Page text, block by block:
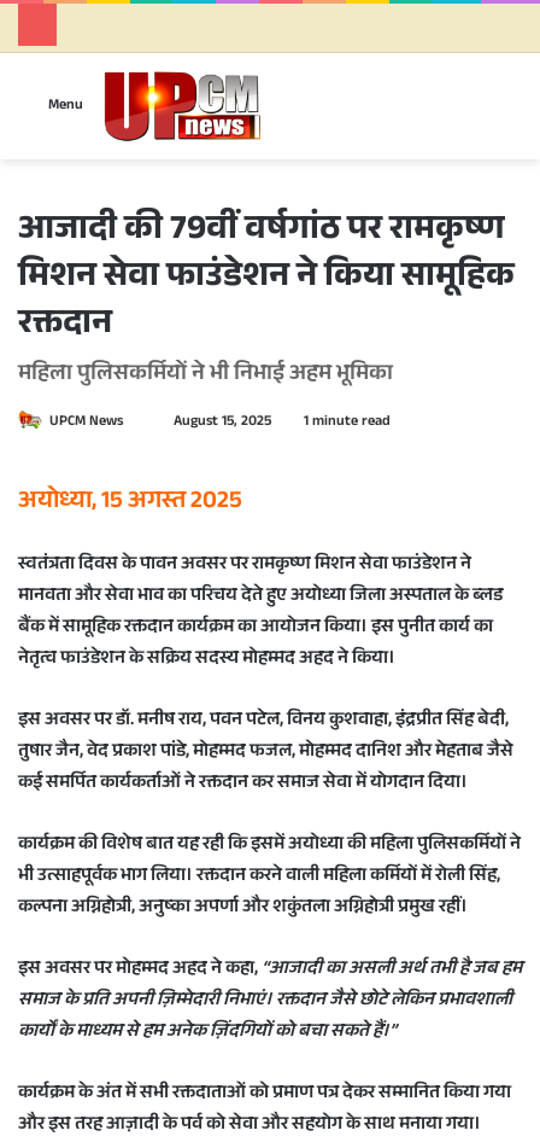
Menu
आजादी की 79वीं वर्षगांठ पर रामकृष्ण
मिशन सेवा फाउंडेशन ने किया सामूहिक
रक्तदान
महिला पुलिसकर्मियों ने भी निभाई अहम भूमिका
UPCM News
d
n
e
m
a
l
August 15, 2025 1 minute read
अयोध्या, 15 अगस्त 2025
स्वतंत्रता दिवस के पावन अवसर पर रामकृष्ण मिशन सेवा फाउंडेशन ने
मानवता और सेवा भाव का परिचय देते हुए अयोध्या जिला अस्पताल के ब्लड
बैंक में सामूहिक रक्तदान कार्यक्रम का आयोजन किया। इस पुनीत कार्य का
नेतृत्व फाउंडेशन के सक्रिय सदस्य मोहम्मद अहद ने किया।
इस अवसर पर डॉ. मनीष राय, पवन पटेल, विनय कुशवाहा, इंद्रप्रीत सिंह बेदी,
तुषार जैन, वेद प्रकाश पांडे, मोहम्मद फजल, मोहम्मद दानिश और मेहताब जैसे
कई समर्पित कार्यकर्ताओं ने रक्तदान कर समाज सेवा में योगदान दिया।
कार्यक्रम की विशेष बात यह रही कि इसमें अयोध्या की महिला पुलिसकर्मियों ने
भी उत्साहपूर्वक भाग लिया। रक्तदान करने वाली महिला कर्मियों में रोली सिंह,
कल्पना अग्निहोत्री, अनुष्का अपर्णा और शकुंतला अग्निहोत्री प्रमुख रहीं।
इस अवसर पर मोहम्मद अहद ने कहा, “आजादी का असली अर्थ तभी है जब हम
समाज के प्रति अपनी ज़िम्मेदारी निभाएं। रक्तदान जैसे छोटे लेकिन प्रभावशाली
कार्यों के माध्यम से हम अनेक ज़िंदगियों को बचा सकते हैं।”
कार्यक्रम के अंत में सभी रक्तदाताओं को प्रमाण पत्र देकर सम्मानित किया गया
और इस तरह आज़ादी के पर्व को सेवा और सहयोग के साथ मनाया गया।